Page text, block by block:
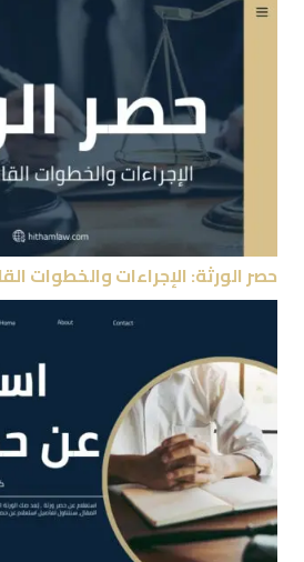
حصر الورثة: الإجراءات والخطوات